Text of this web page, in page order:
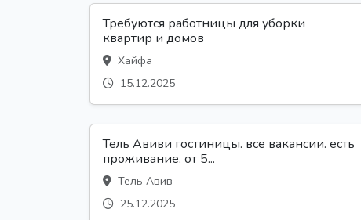
Требуются работницы для уборки
квартир и домов
Хайфа
15.12.2025
Тель Авиви гостиницы. все вакансии. есть
проживание. от 5...
Тель Авив
25.12.2025